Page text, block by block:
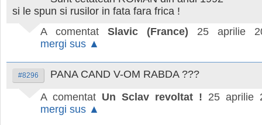
si le spun si rusilor in fata fara frica !
A comentat Slavic (France)
25 aprilie
mergi sus ▲
#8296
PANA CAND V-OM RABDA ???
A comentat Un Sclav revoltat ! 25 aprilie
mergi sus ▲